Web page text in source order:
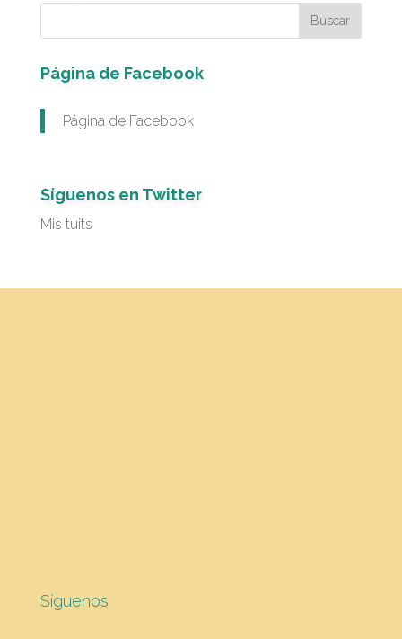
Página de Facebook
Página de Facebook
Síguenos en Twitter
Mis tuits
Síguenos